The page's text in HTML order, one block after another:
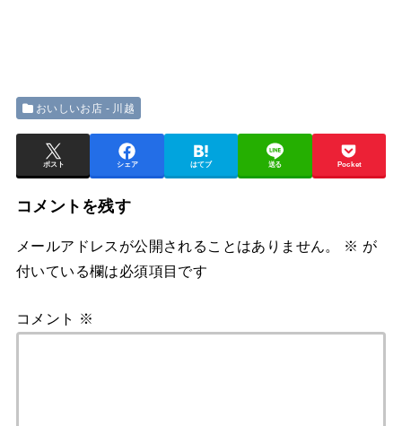
おいしいお店 - 川越
ポスト シェア はてブ 送る Pocket
コメントを残す
メールアドレスが公開されることはありません。 ※ が
付いている欄は必須項目です
コメント ※